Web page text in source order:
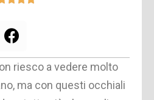
riesco a vedere molto
ma con questi occhiali